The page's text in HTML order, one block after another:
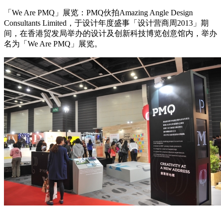
「We Are PMQ」展览：PMQ伙拍Amazing Angle Design
Consultants Limited，于设计年度盛事「设计营商周2013」期
间，在香港贸发局举办的设计及创新科技博览创意馆内，举办
名为「We Are PMQ」展览。